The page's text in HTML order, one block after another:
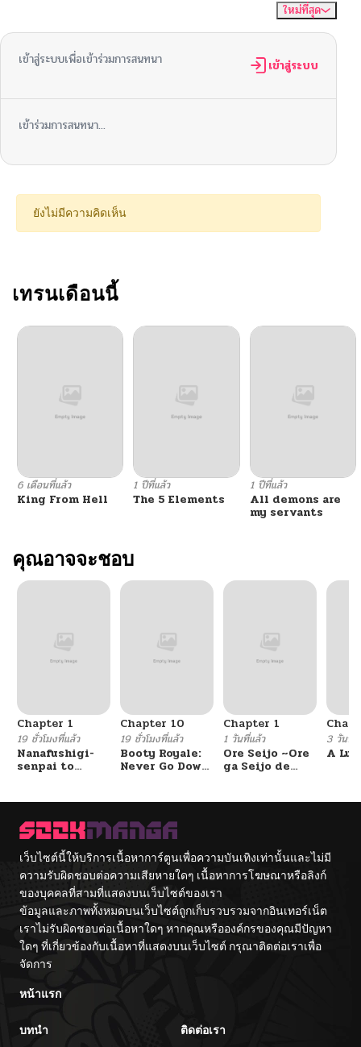
06/26/2026
ตอนที่ 27 06/26/2026
06/26/2026
ตอนที่ 24 06/26/2026
ตอนที่ 22
ตอนที่ 21
ตอนที่ 19 06/26/2026
ตอนที่ 18
ตอนที่ 17 06/26/2026
ตอนที่ 16
ตอนที่ 12 06/26/2026
ตอนที่ 11
ตอนที่ 10
ตอนที่ 9 06/26/2026
ตอนที่ 8 06/26/2026
ตอนที่ 7 06/26/2026
ตอนที่ 6
ใหม่ที่สุด
เข้าสู่ระบบเพื่อเข้าร่วมการสนทนา เข้าสู่ระบบ
เข้าร่วมการสนทนา...
ยังไม่มีความคิดเห็น
เทรนเดือนนี้
6 เดือนที่แล้ว
King From Hell
1 ปีที่แล้ว
The 5 Elements
1 ปีที่แล้ว
All demons are
my servants
คุณอาจจะชอบ
Chapter 1
19 ชั่วโมงที่แล้ว
Nanafushigi-
senpai to
Chapter 10
19 ชั่วโมงที่แล้ว
Booty Royale:
Never Go Down
Chapter 1
1 วันที่แล้ว
Ore Seijo ~Ore
ga Seijo de
Tag Otome
3 วันที่
A
เว็บไซต์นี้ให้บริการเนื้อหาการ์ตูนเพื่อความบันเทิงเท่านั้นและไม่มี
ความรับผิดชอบต่อความเสียหายใดๆ เนื้อหาการโฆษณาหรือลิงก์
ของบุคคลที่สามที่แสดงบนเว็บไซต์ของเรา
ข้อมูลและภาพทั้งหมดบนเว็บไซต์ถูกเก็บรวบรวมจากอินเทอร์เน็ต
เราไม่รับผิดชอบต่อเนื้อหาใดๆ หากคุณหรือองค์กรของคุณมีปัญหา
ใดๆ ที่เกี่ยวข้องกับเนื้อหาที่แสดงบนเว็บไซต์ กรุณาติดต่อเราเพื่อ
จัดการ
หน้าแรก
บทนำ ติดต่อเรา